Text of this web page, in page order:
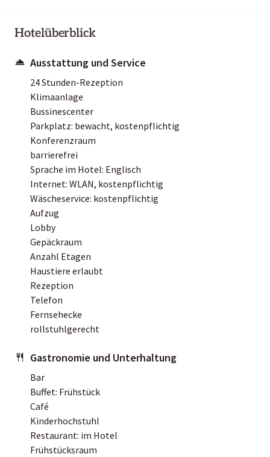
Hotelüberblick
Ausstattung und Service
24 Stunden-Rezeption
Klimaanlage
Bussinescenter
Parkplatz: bewacht, kostenpflichtig
Konferenzraum
barrierefrei
Sprache im Hotel: Englisch
Internet: WLAN, kostenpflichtig
Wäscheservice: kostenpflichtig
Aufzug
Lobby
Gepäckraum
Anzahl Etagen
Haustiere erlaubt
Rezeption
Telefon
Fernsehecke
rollstuhlgerecht
Gastronomie und Unterhaltung
Bar
Buffet: Frühstück
Café
Kinderhochstuhl
Restaurant: im Hotel
Frühstücksraum